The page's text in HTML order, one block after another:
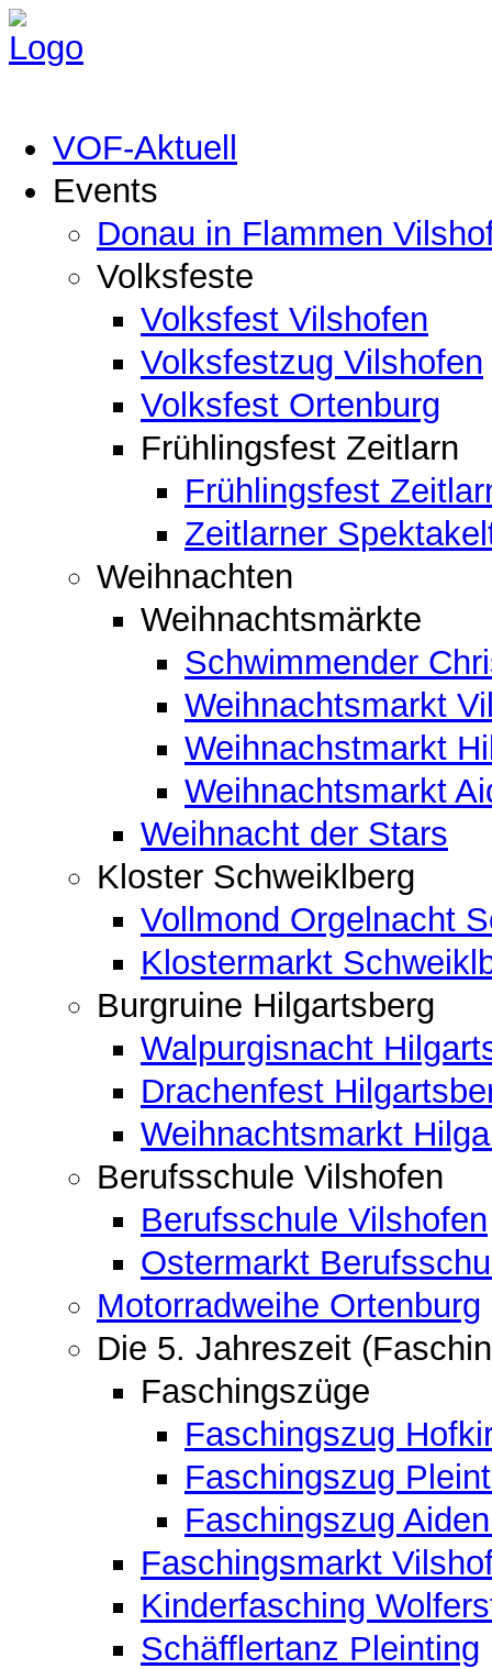
VOF-Aktuell
Events
Donau in Flammen
Volksfeste
Volksfest Vilshofen
Volksfestzug Vilshofen
Volksfest Ortenburg
Frühlingsfest Zeitlarn
Frühlingsfest
Zeitlarner
Weihnachten
Weihnachtsmärkte
Schwimmender
Weihnachtsmarkt
Weihnachstmarkt
Weihnachtsmarkt
Weihnacht der Stars
Kloster Schweiklberg
Vollmond Orgelnacht
Klostermarkt
Burgruine Hilgartsberg
Walpurgisnacht
Drachenfest
Weihnachtsmarkt
Berufsschule Vilshofen
Berufsschule Vilshofen
Ostermarkt
Motorradweihe Ortenburg
Die 5. Jahreszeit
Faschingszüge
Faschingszug
Faschingszug
Faschingszug
Faschingsmarkt
Kinderfasching
Schäfflertanz Pleinting